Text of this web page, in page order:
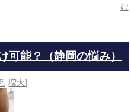
む
可能？（静岡の悩み）
,増大]